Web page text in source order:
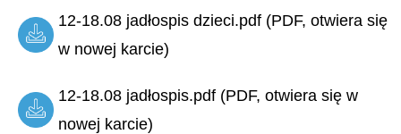
12-18.08 jadłospis dzieci.pdf (PDF, otwiera się
w nowej karcie)
12-18.08 jadłospis.pdf (PDF, otwiera się w
nowej karcie)